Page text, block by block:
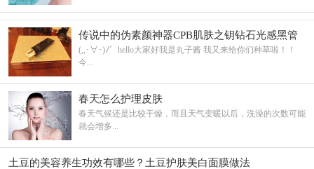
传说中的伪素颜神器CPB肌肤之钥钻石光感黑管
长管
(,,･∀･)ﾉ゛hello大家好我是丸子酱 我又来给你们种草啦！！
今...
春天怎么护理皮肤
春天气候还是比较干燥，而且天气变暖以后，洗澡的次数可能
就会增多...
土豆的美容养生功效有哪些？土豆护肤美白面膜做法